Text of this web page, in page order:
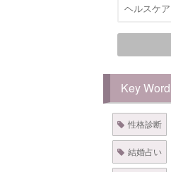
Key Word
性格診断
結婚占い